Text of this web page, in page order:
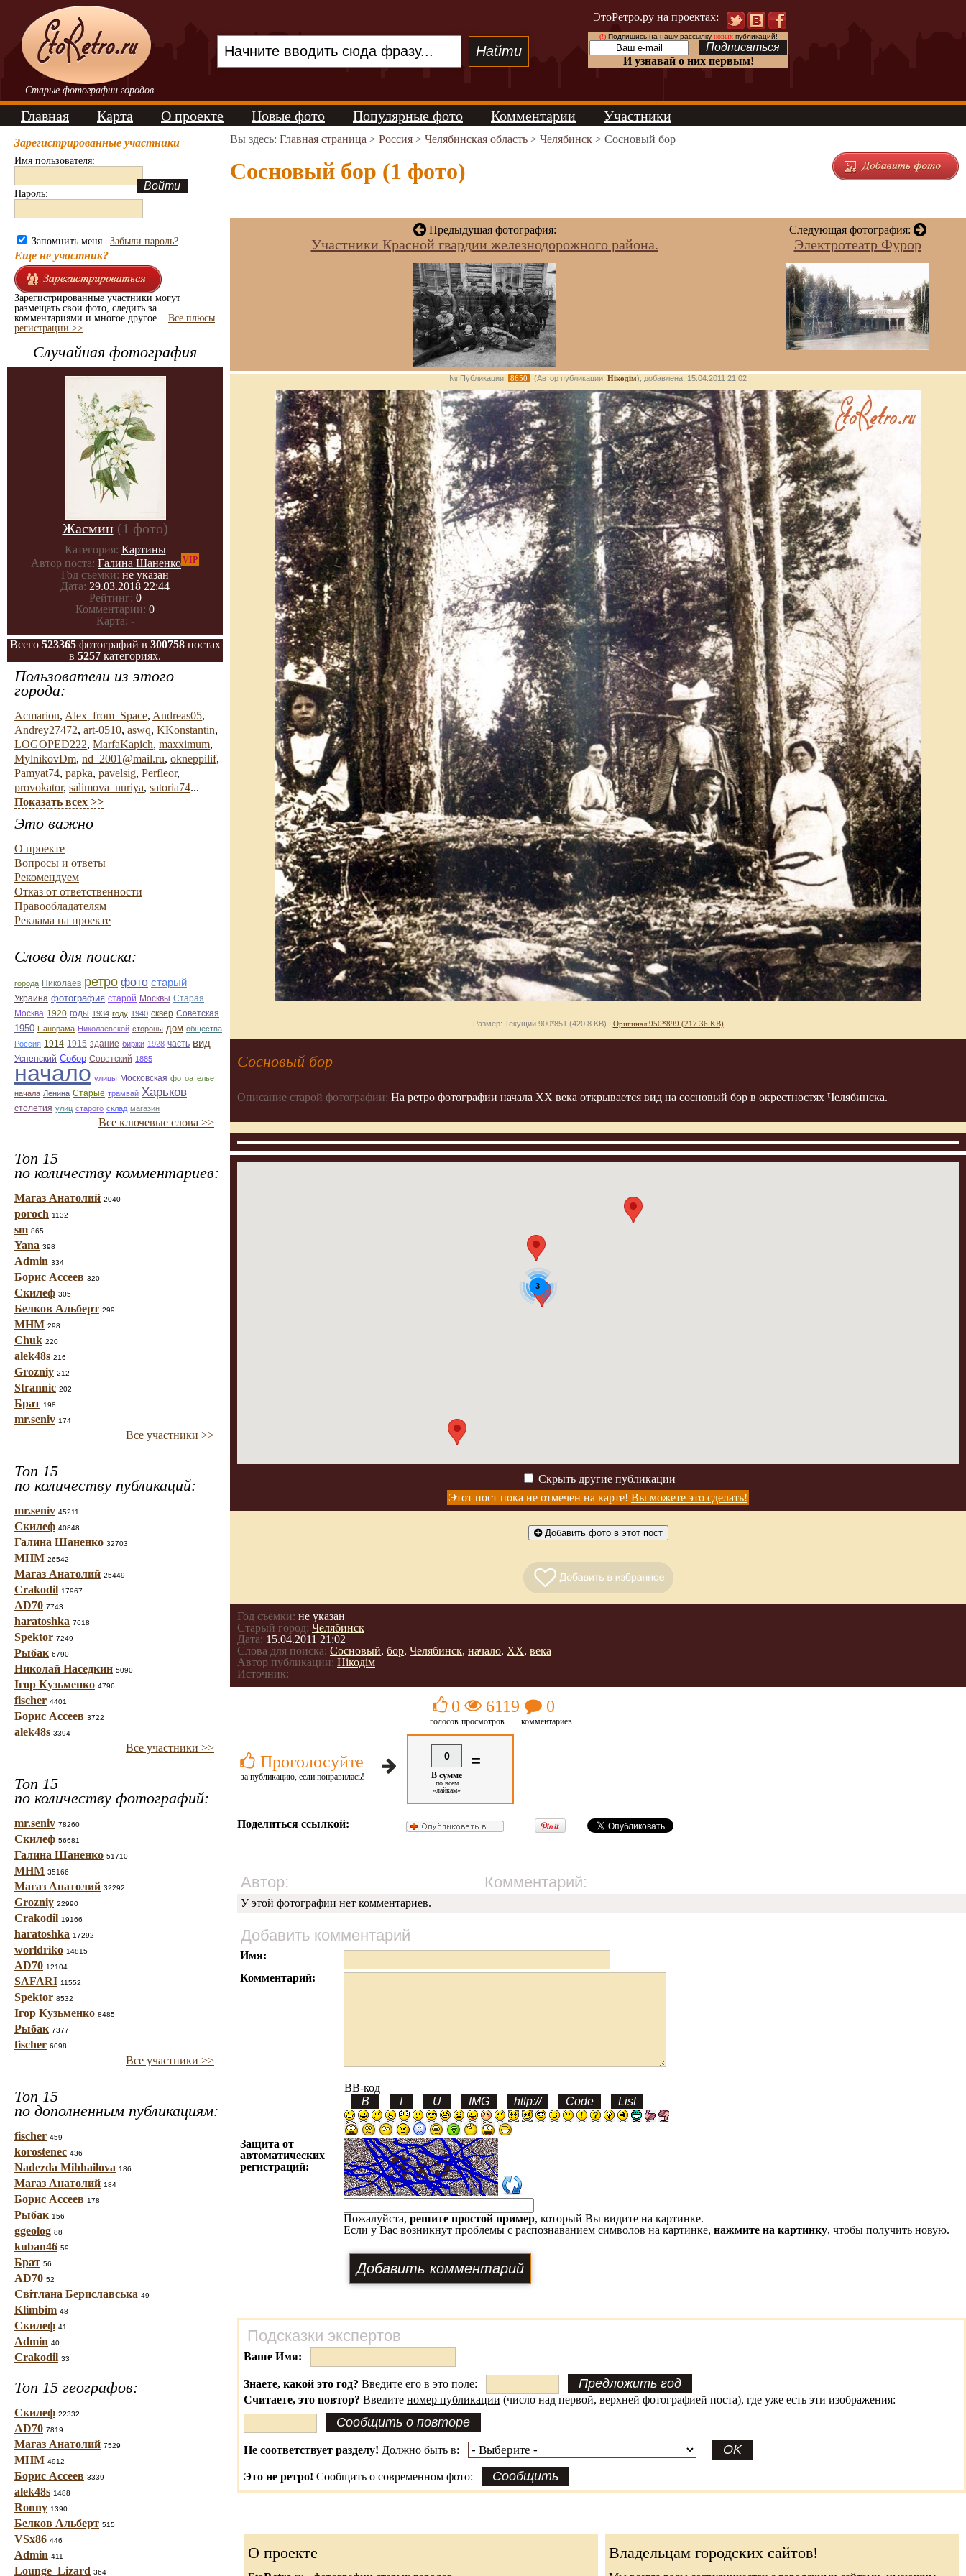
Старые фотографии городов
ЭтоРетро.ру на проектах:
(!)Подпишись на нашу рассылку новыхпубликаций!
И узнавай о них первым!
Главная Карта О проекте Новые фото Популярные фото Комментарии Участники
Зарегистрированные участники
Имя пользователя:
Пароль:
Запомнить меня | Забыли пароль?
Еще не участник?
Зарегистрированные участники могут
размещать свои фото, следить за
комментариями и многое другое... Все плюсы
регистрации >>
Случайная фотография
Жасмин (1 фото)
Категория: Картины
Автор поста: Галина ШаненкоVIP
Год съемки: не указан
Дата: 29.03.2018 22:44
Рейтинг: 0
Комментарии: 0
Карта: -
Всего 523365фотографий в 300758постах
в 5257 категориях.
Пользователи из этого
города:
Acmarion, Alex_from_Space, Andreas05,
Andrey27472, art-0510, aswq, KKonstantin,
LOGOPED222, MarfaKapich, maxximum,
MylnikovDm, nd_2001@mail.ru, okneppilif,
Pamyat74, papka, pavelsig, Perfleor,
provokator, salimova_nuriya, satoria74...
Показать всех >>
Это важно
О проекте
Вопросы и ответы
Рекомендуем
Отказ от ответственности
Правообладателям
Реклама на проекте
Слова для поиска:
города Николаев ретро фото старый
Украина фотография старой Москвы Старая
Москва 1920 годы 1934 году 1940 сквер Советская
1950 Панорама Николаевской стороны дом общества
Россия 1914 1915 здание биржи 1928 часть вид
Успенский Собор Советский 1885
начало улицы Московская фотоателье
начала Ленина Старые трамвай Харьков
столетия улиц старого склад магазин
Все ключевые слова >>
Топ 15
по количеству комментариев:
Магаз Анатолий 2040
poroch 1132
sm 865
Yana 398
Admin 334
Борис Ассеев 320
Скилеф 305
Белков Альберт 299
МНМ 298
Chuk 220
alek48s 216
Grozniy 212
Strannic 202
Брат 198
mr.seniv 174
Все участники >>
Топ 15
по количеству публикаций:
mr.seniv 45211
Скилеф 40848
Галина Шаненко 32703
МНМ 26542
Магаз Анатолий 25449
Crakodil 17967
AD70 7743
haratoshka 7618
Spektor 7249
Рыбак 6790
Николай Наседкин 5090
Ігор Кузьменко 4796
fischer 4401
Борис Ассеев 3722
alek48s 3394
Все участники >>
Топ 15
по количеству фотографий:
mr.seniv 78260
Скилеф 56681
Галина Шаненко 51710
МНМ 35166
Магаз Анатолий 32292
Grozniy 22990
Crakodil 19166
haratoshka 17292
worldriko 14815
AD70 12104
SAFARI 11552
Spektor 8532
Ігор Кузьменко 8485
Рыбак 7377
fischer 6098
Все участники >>
Топ 15
по дополненным публикациям:
fischer 459
korostenec 436
Nadezda Mihhailova 186
Магаз Анатолий 184
Борис Ассеев 178
Рыбак 156
ggeolog 88
kuban46 59
Брат 56
AD70 52
Світлана Бериславська 49
Klimbim 48
Скилеф 41
Admin 40
Crakodil 33
Топ 15 географов:
Скилеф 22332
AD70 7819
Магаз Анатолий 7529
МНМ 4912
Борис Ассеев 3339
alek48s 1488
Ronny 1390
Белков Альберт 515
VSx86 446
Admin 411
Lounge_Lizard 364
Вы здесь: Главная страница > Россия > Челябинская область > Челябинск > Сосновый бор
Сосновый бор (1 фото)
Предыдущая фотография:
Участники Красной гвардии железнодорожного района.
Следующая фотография:
Электротеатр Фурор
№ Публикации: 8650 (Автор публикации: Нікодім), добавлена: 15.04.2011 21:02
Размер: Текущий 900*851 (420.8 KB) | Оригинал 950*899 (217.36 KB)
Сосновый бор
Описание старой фотографии: На ретро фотографии начала ХХ века открывается вид на сосновый бор в окрестностях Челябинска.
3
Скрыть другие публикации
Этот пост пока не отмечен на карте! Вы можете это сделать!
Добавить фото в этот пост
Год съемки: не указан
Старый город: Челябинск
Дата: 15.04.2011 21:02
Слова для поиска: Сосновый, бор, Челябинск, начало, ХХ, века
Автор публикации: Нікодім
Источник:
Проголосуйте
за публикацию, если понравилась!
0
голосов
6119
просмотров
0
комментариев
0
В сумме
по всем
«лайкам»
=
Поделиться ссылкой:
Автор: Комментарий:
У этой фотографии нет комментариев.
Добавить комментарий
Имя:
Комментарий:
BB-код
Защита от
автоматических
регистраций:
Пожалуйста, решите простой пример, который Вы видите на картинке.
Если у Вас возникнут проблемы с распознаванием символов на картинке, нажмите на картинку, чтобы получить новую.
Подсказки экспертов
Ваше Имя:
Знаете, какой это год? Введите его в это поле:
Считаете, это повтор? Введите номер публикации (число над первой, верхней фотографией поста), где уже есть эти изображения:
Не соответствует разделу! Должно быть в:
Это не ретро! Сообщить о современном фото:
О проекте Владельцам городских сайтов!